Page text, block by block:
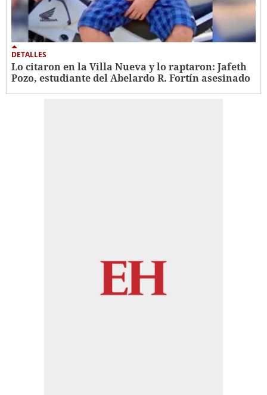
DETALLES
Lo citaron en la Villa Nueva y lo raptaron: Jafeth
Pozo, estudiante del Abelardo R. Fortín asesinado